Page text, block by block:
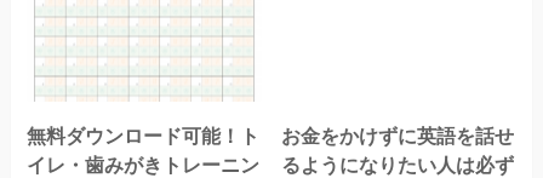
無料ダウンロード可能！ト
イレ・歯みがきトレーニン
お金をかけずに英語を話せ
るようになりたい人は必ず